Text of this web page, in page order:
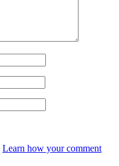
Learn how your comment